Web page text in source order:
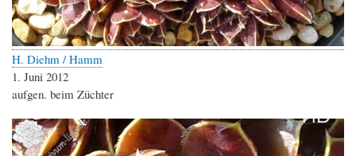
H. Diehm / Hamm
1. Juni 2012
aufgen. beim Züchter